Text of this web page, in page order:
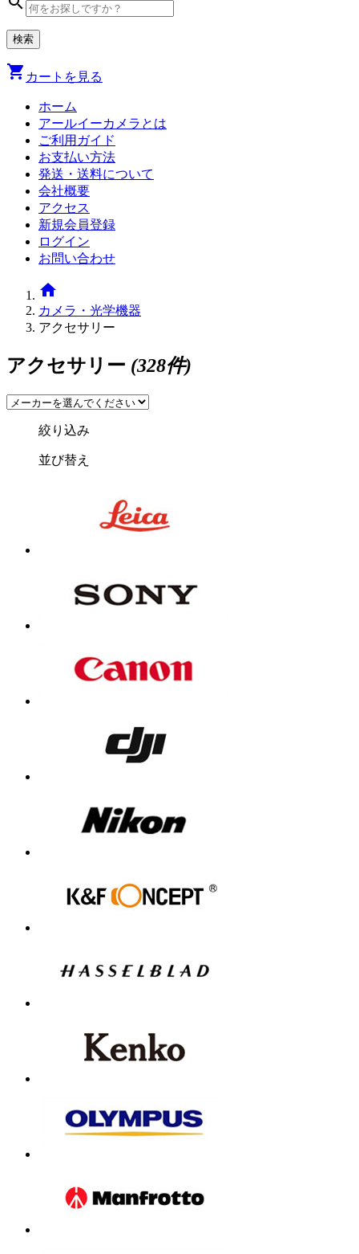
shopping_cart カートを見る
ホーム
アールイーカメラとは
ご利用ガイド
お支払い方法
発送・送料について
会社概要
アクセス
新規会員登録
ログイン
お問い合わせ
home
カメラ・光学機器
アクセサリー
アクセサリー (328件)
絞り込み
並び替え